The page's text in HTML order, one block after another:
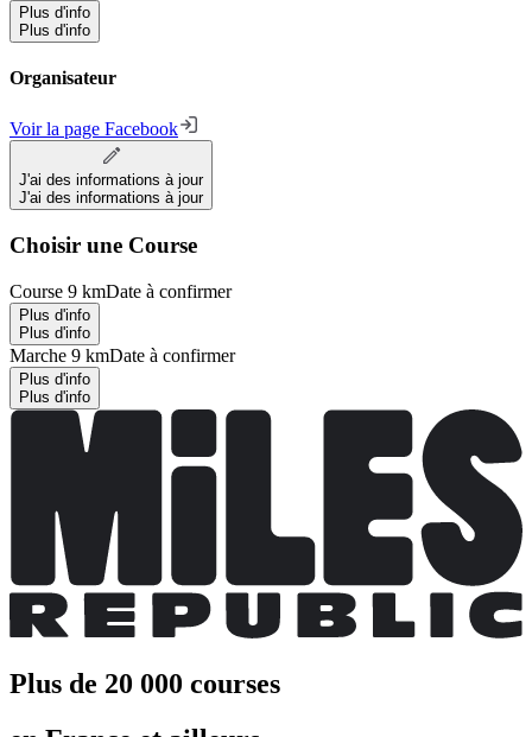
Plus d'info
Plus d'info
Organisateur
Voir la page Facebook
J'ai des informations à jour
J'ai des informations à jour
Choisir une Course
Course 9 kmDate à confirmer
Plus d'info
Plus d'info
Marche 9 kmDate à confirmer
Plus d'info
Plus d'info
Plus de 20 000 courses